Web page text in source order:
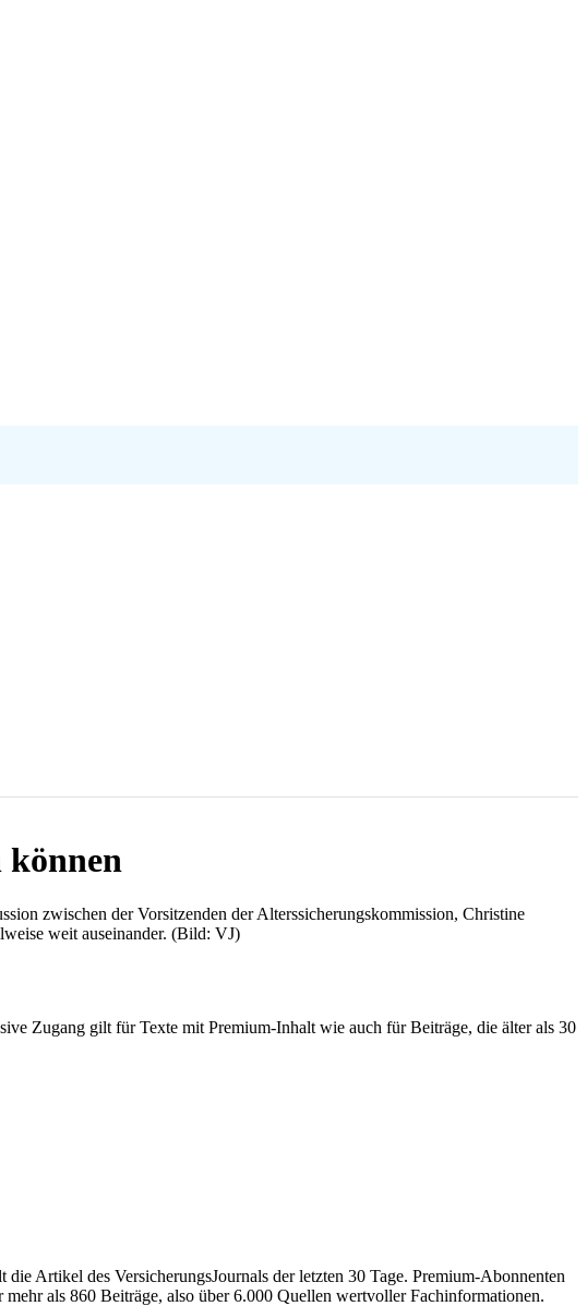
können
zwischen der Vorsitzenden der Alterssicherungskommission, Christine
weit auseinander. (Bild: VJ)
Zugang gilt für Texte mit Premium-Inhalt wie auch für Beiträge, die älter als 30
Artikel des VersicherungsJournals der letzten 30 Tage. Premium-Abonnenten
als 860 Beiträge, also über 6.000 Quellen wertvoller Fachinformationen.